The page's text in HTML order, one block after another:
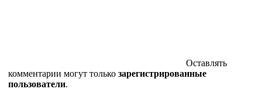
Оставлять
комментарии могут только зарегистрированные
пользователи.